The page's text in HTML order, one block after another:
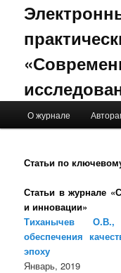
Skip to primary
Skip to secondary
О журнале
Статьи по
Статьи в журнале
и инновации»
Тиханычев
обеспечения
эпоху
Январь, 2019